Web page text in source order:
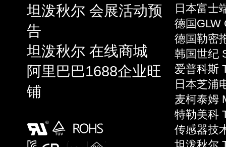
坦泼秋尔 会展活动预
告
坦泼秋尔 在线商城
阿里巴巴1688企业旺
铺
日本富士
德国GLW
德国勒密
韩国世纪
爱普科斯
日本芝浦
麦柯泰姆
特勒美科
传感器技